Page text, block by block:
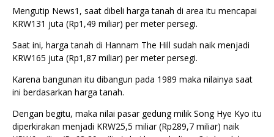
Mengutip News1, saat dibeli harga tanah di area itu mencapai
KRW131 juta (Rp1,49 miliar) per meter persegi.
Saat ini, harga tanah di Hannam The Hill sudah naik menjadi
KRW165 juta (Rp1,87 miliar) per meter persegi.
Karena bangunan itu dibangun pada 1989 maka nilainya saat
ini berdasarkan harga tanah.
Dengan begitu, maka nilai pasar gedung milik Song Hye Kyo itu
diperkirakan menjadi KRW25,5 miliar (Rp289,7 miliar) naik